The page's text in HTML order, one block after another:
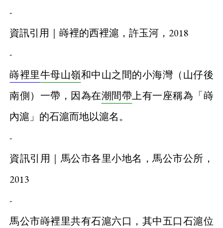
-
資訊引用｜嵵裡的西裡滬，許玉河，2018
-
嵵裡里牛母山嶺和中山之間的小海灣（山仔後
南側）一帶，因為在潮間帶上有一座稱為「嵵
內滬」的石滬而地以滬名。
-
資訊引用｜馬公市各里小地名，馬公市公所，
2013
-
馬公市嵵裡里共有石滬六口，其中五口石滬位